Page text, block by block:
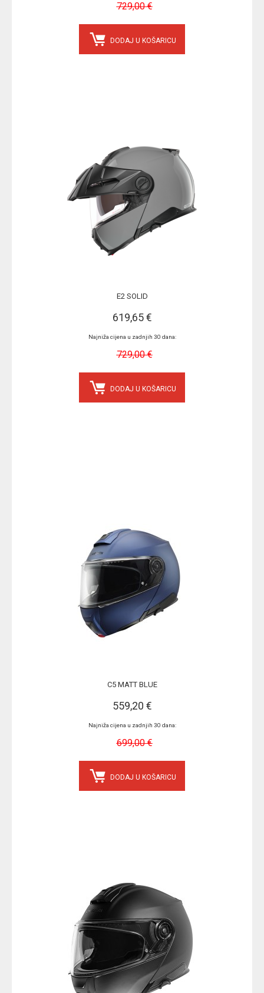
729,00 €
DODAJ U KOŠARICU
E2 SOLID
619,65 €
Najniža cijena u zadnjih 30 dana:
729,00 €
DODAJ U KOŠARICU
C5 MATT BLUE
559,20 €
Najniža cijena u zadnjih 30 dana:
699,00 €
DODAJ U KOŠARICU